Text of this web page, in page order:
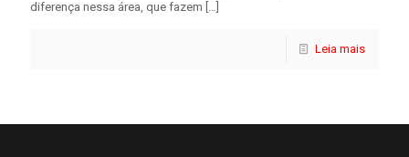
diferença nessa área, que fazem […]
Leia mais